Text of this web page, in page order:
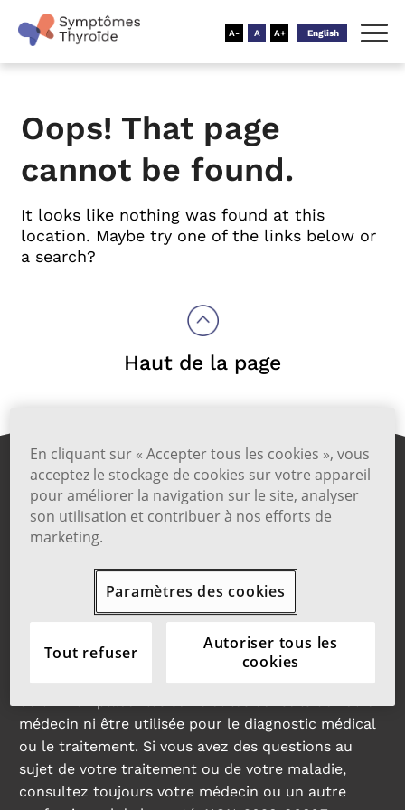
English
Oops! That page
cannot be found.
It looks like nothing was found at this
location. Maybe try one of the links below or
a search?
Haut de la page
Partager
Conditions d’utilisation
©2024 Viatris Inc. Tous droits réservés.
L’information de nature générale fournie sur ce site
médecin ni être utilisée pour le diagnostic médical
ou le traitement. Si vous avez des questions au
sujet de votre traitement ou de votre maladie,
consultez toujours votre médecin ou un autre
En cliquant sur « Accepter tous les cookies », vous
acceptez le stockage de cookies sur votre appareil
pour améliorer la navigation sur le site, analyser
son utilisation et contribuer à nos efforts de
marketing.
Paramètres des cookies
Tout refuser
Autoriser tous les
cookies